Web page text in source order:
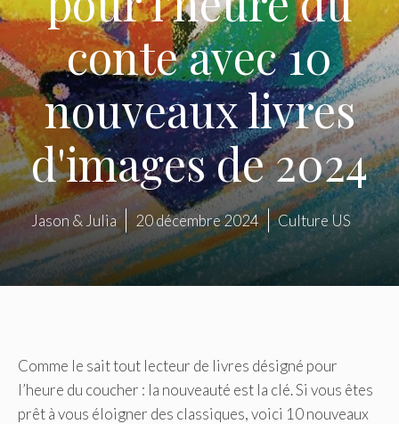
conte avec 10
nouveaux livres
d'images de 2024
Jason & Julia 20 décembre 2024 Culture US
Comme le sait tout lecteur de livres désigné pour
l’heure du coucher : la nouveauté est la clé. Si vous êtes
prêt à vous éloigner des classiques, voici 10 nouveaux